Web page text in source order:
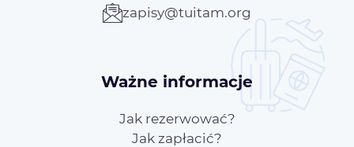
zapisy@tuitam.org
Ważne informacje
Jak rezerwować?
Jak zapłacić?